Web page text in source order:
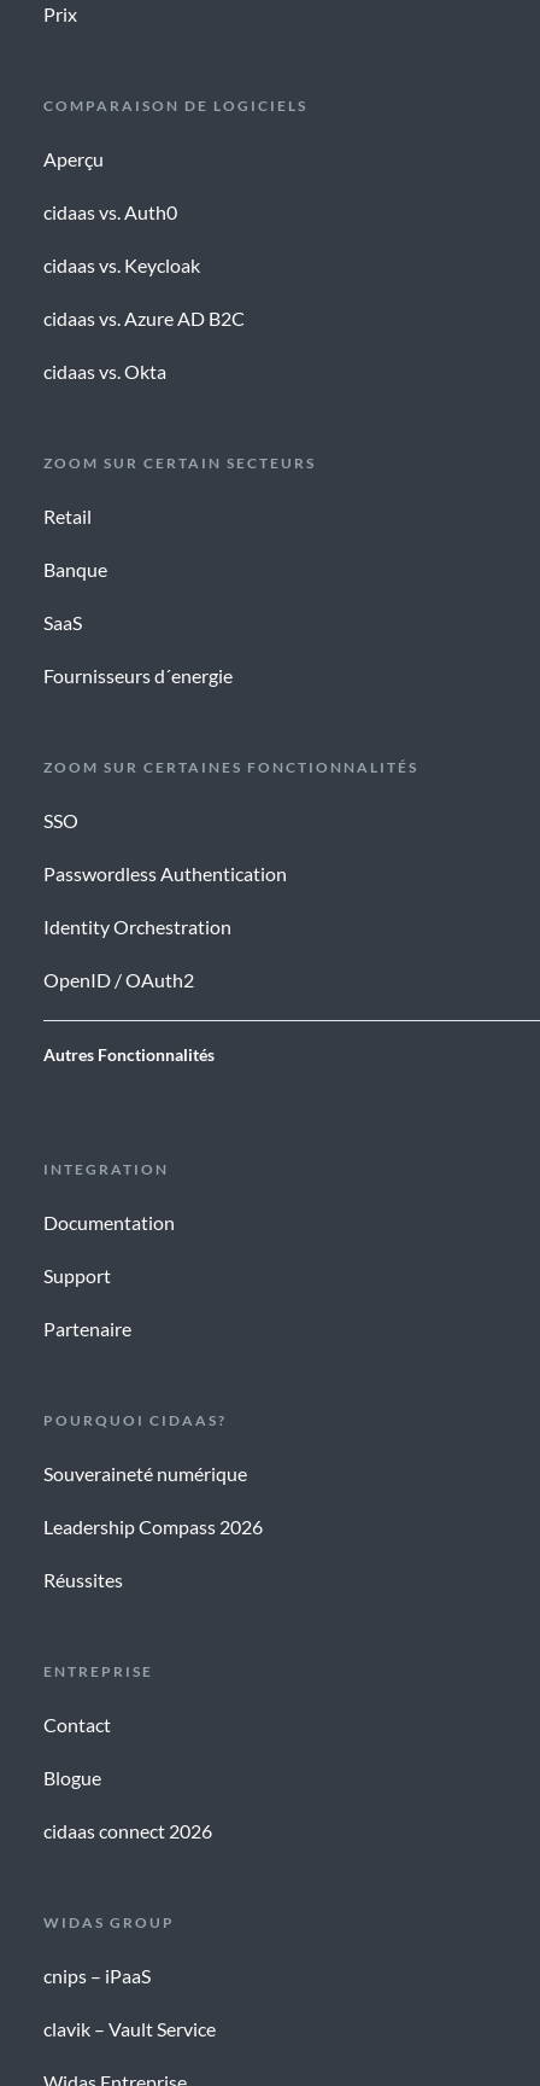
Prix
COMPARAISON DE LOGICIELS
Aperçu
cidaas vs. Auth0
cidaas vs. Keycloak
cidaas vs. Azure AD B2C
cidaas vs. Okta
ZOOM SUR CERTAIN SECTEURS
Retail
Banque
SaaS
Fournisseurs d´energie
ZOOM SUR CERTAINES FONCTIONNALITÉS
SSO
Passwordless Authentication
Identity Orchestration
OpenID / OAuth2
Autres Fonctionnalités
INTEGRATION
Documentation
Support
Partenaire
POURQUOI CIDAAS?
Souveraineté numérique
Leadership Compass 2026
Réussites
ENTREPRISE
Contact
Blogue
cidaas connect 2026
WIDAS GROUP
cnips – iPaaS
clavik – Vault Service
Widas Entreprise